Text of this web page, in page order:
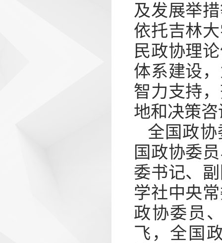
及发展举
依托吉林
民政协理
体系建设
智力支持
地和决策
全国政
国政协委
委书记、
学社中央
政协委员
飞，全国